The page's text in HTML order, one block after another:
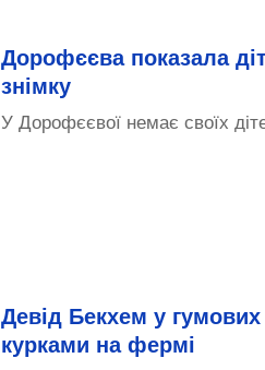
Дорофєєва показала
знімку
У Дорофєєвої немає своїх
Девід Бекхем у
курками на фермі